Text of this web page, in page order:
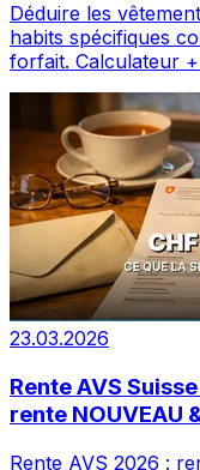
Déduire les
habits spécifiques
forfait. Calculateur
23.03.2026
Rente AVS
rente NOUVEAU
Rente AVS 2026 :